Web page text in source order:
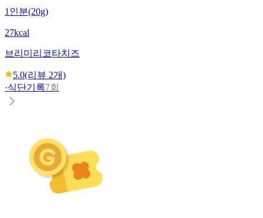
1인분(20g)
27kcal
브리미 리코타치즈
5.0(리뷰 2개)
·식단기록7회